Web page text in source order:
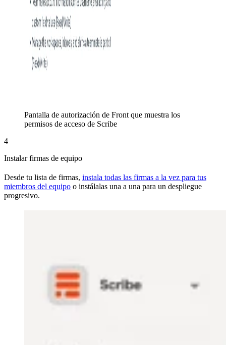
Pantalla de autorización de Front que muestra los
permisos de acceso de Scribe
4
Instalar firmas de equipo
Desde tu lista de firmas, instala todas las firmas a la vez para tus
miembros del equipo o instálalas una a una para un despliegue
progresivo.